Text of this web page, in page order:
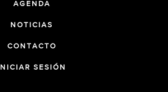
AGENDA
NOTICIAS
CONTACTO
INICIAR SESIÓN